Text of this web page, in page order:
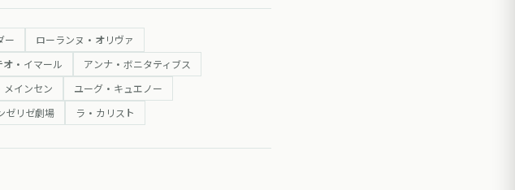
ー ローランヌ・オリヴァ
オ・イマール アンナ・ボニタティブス
メインセン ユーグ・キュエノー
ゼリゼ劇場 ラ・カリスト